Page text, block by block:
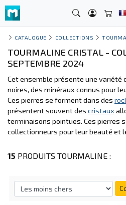
CATALOGUE COLLECTIONS
TOURMALINE CRISTAL -
SEPTEMBRE 2024
Cet ensemble présente une variété
noires, des minéraux connus pour
Ces pierres se forment dans des
présentent souvent des cristaux
terminaisons pointues. Ces pierres
collectionneurs pour leur beauté et
15 PRODUITS TOURMALINE :